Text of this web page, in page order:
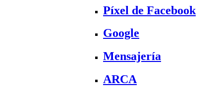
Píxel de Facebook
Google
Mensajería
ARCA